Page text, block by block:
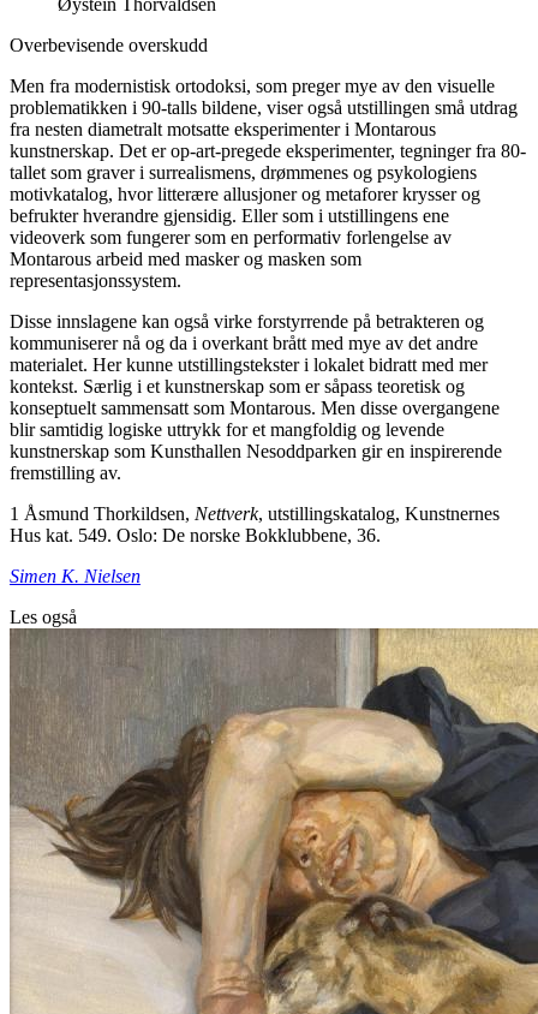
Øystein Thorvaldsen
Overbevisende overskudd
Men fra modernistisk ortodoksi, som preger mye av den visuelle
problematikken i 90-talls bildene, viser også utstillingen små utdrag
fra nesten diametralt motsatte eksperimenter i Montarous
kunstnerskap. Det er op-art-pregede eksperimenter, tegninger fra 80-
tallet som graver i surrealismens, drømmenes og psykologiens
motivkatalog, hvor litterære allusjoner og metaforer krysser og
befrukter hverandre gjensidig. Eller som i utstillingens ene
videoverk som fungerer som en performativ forlengelse av
Montarous arbeid med masker og masken som
representasjonssystem.
Disse innslagene kan også virke forstyrrende på betrakteren og
kommuniserer nå og da i overkant brått med mye av det andre
materialet. Her kunne utstillingstekster i lokalet bidratt med mer
kontekst. Særlig i et kunstnerskap som er såpass teoretisk og
konseptuelt sammensatt som Montarous. Men disse overgangene
blir samtidig logiske uttrykk for et mangfoldig og levende
kunstnerskap som Kunsthallen Nesoddparken gir en inspirerende
fremstilling av.
1 Åsmund Thorkildsen, Nettverk, utstillingskatalog, Kunstnernes
Hus kat. 549. Oslo: De norske Bokklubbene, 36.
Simen K. Nielsen
Les også